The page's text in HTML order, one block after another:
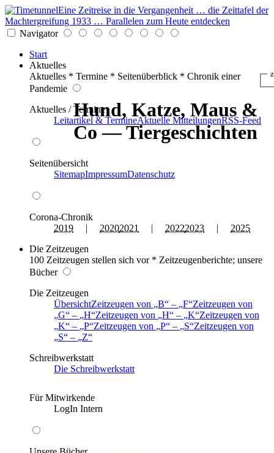
Eine Zeitreise in die Vergangenheit … die Zeittafel der
Machtergreifung 1933 … Parallelen zum Heute entdecken
Navigator
Start
Aktuelles
Aktuelles * Termine * Seitenüberblick * Chronik einer
Pandemie
Aktuelles / Termine
Leitartikel & TermineAktuelle MitteilungenRSS-Feed
Seitenübersicht
SitemapImpressumDatenschutz
Corona-Chronik
2019 | 20202021 | 20222023 | 2025
Die Zeitzeugen
100 Zeitzeugen stellen sich vor * Zeitzeugenberichte; unsere
Bücher
Die Zeitzeugen
ÜbersichtZeitzeugen von B – F Zeitzeugen von
G
– H Zeitzeugen von H – K Zeitzeugen von
K
– P Zeitzeugen von P – S Zeitzeugen von
S
–
Z
Schreibwerkstatt
Die Schreibwerkstatt
Für Mitwirkende
LogIn Intern
Hund, Katze, Maus &
Co — Tiergeschichten